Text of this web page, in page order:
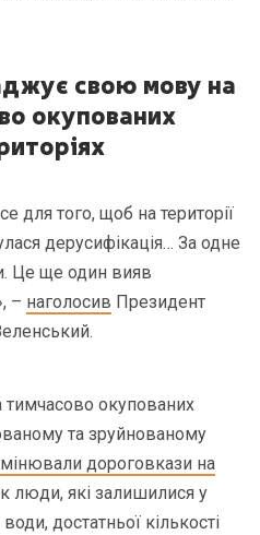
свою мову на
окупованих
для того, щоб на території
дерусифікація… За одне
Це ще один вияв
– наголосив Президент
тимчасово окупованих
та зруйнованому
дороговкази на
люди, які залишилися у
достатньої кількості